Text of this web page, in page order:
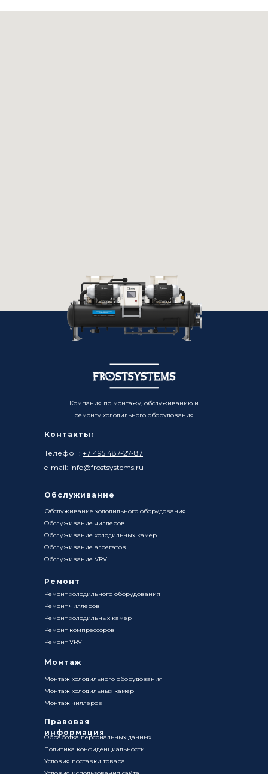
Контакты:
Телефон: +7 495 487-27-87
e-mail: info@frostsystems.ru
Ремонт
Обработка персональных данных
Политика конфиденциальности
Условия поставки товара
Компания по монтажу, обслуживанию и
ремонту холодильного оборудования
Ремонт холодильного оборудования
Ремонт чиллеров
Ремонт холодильных камер
Ремонт компрессоров
Ремонт VRV
Монтаж
Правовая
информация
Монтаж холодильного оборудования
Монтаж чиллеров
Монтаж холодильных камер
Обслуживание
Обслуживание холодильного оборудования
Обслуживание чиллеров
Обслуживание холодильных камер
Обслуживание агрегатов
Обслуживание VRV